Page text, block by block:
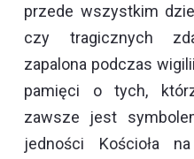
przede wszystkim
czy tragicznych
zapalona podczas
pamięci o tych,
zawsze jest
jedności Kościoła